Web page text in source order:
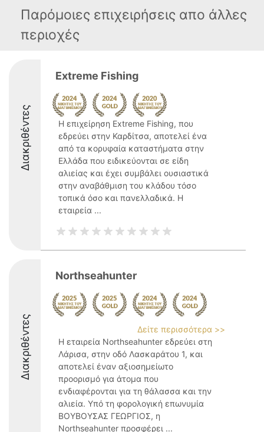
Παρόμοιες επιχειρήσεις απο άλλες
περιοχές
Διακριθέντες
Extreme Fishing
Η επιχείρηση Extreme Fishing, που
εδρεύει στην Καρδίτσα, αποτελεί ένα
από τα κορυφαία καταστήματα στην
Ελλάδα που ειδικεύονται σε είδη
αλιείας και έχει συμβάλει ουσιαστικά
στην αναβάθμιση του κλάδου τόσο
τοπικά όσο και πανελλαδικά. Η
εταιρεία ...
Διακριθέντες
Northseahunter
Δείτε περισσότερα >>
Η εταιρεία Northseahunter εδρεύει στη
Λάρισα, στην οδό Λασκαράτου 1, και
αποτελεί έναν αξιοσημείωτο
προορισμό για άτομα που
ενδιαφέρονται για τη θάλασσα και την
αλιεία. Υπό τη φορολογική επωνυμία
ΒΟΥΒΟΥΣΑΣ ΓΕΩΡΓΙΟΣ, η
Northseahunter προσφέρει ...